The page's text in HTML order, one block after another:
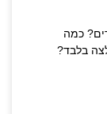
כמה
בלבד?